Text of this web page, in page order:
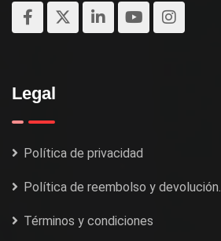
Legal
Política de privacidad
Política de reembolso y devolución.
Términos y condiciones